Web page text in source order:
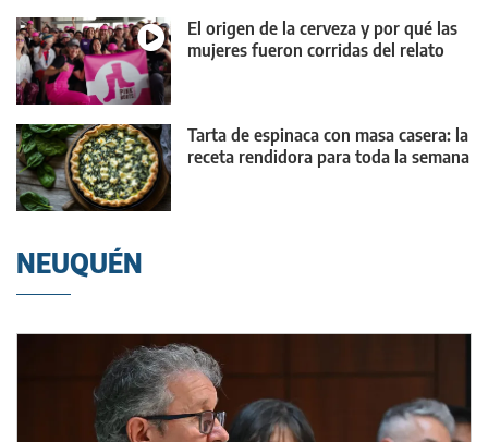
El origen de la cerveza y por qué las
mujeres fueron corridas del relato
Tarta de espinaca con masa casera: la
receta rendidora para toda la semana
NEUQUÉN